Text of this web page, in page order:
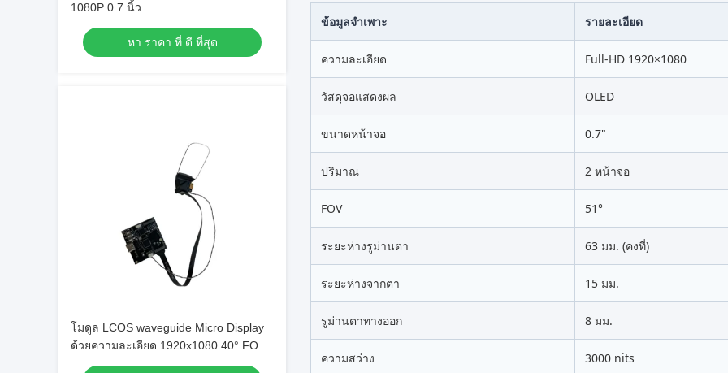
1080P 0.7 นิ้ว
หา ราคา ที่ ดี ที่สุด
โมดูล LCOS waveguide Micro Display
ด้วยความละเอียด 1920x1080 40° FOV
และอัตราการอัพฟรี 120Hz
ข้อมูลจำเพาะ รายละเอียด
ความละเอียด Full-HD 1920×1080
วัสดุจอแสดงผล OLED
ขนาดหน้าจอ 0.7"
ปริมาณ 2 หน้าจอ
FOV 51°
ระยะห่างรูม่านตา 63 มม. (คงที่)
ระยะห่างจากตา 15 มม.
รูม่านตาทางออก 8 มม.
ความสว่าง 3000 nits